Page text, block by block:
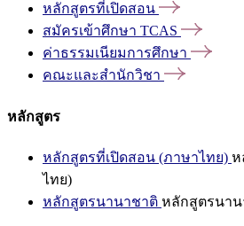
หลักสูตรที่เปิดสอน
สมัครเข้าศึกษา TCAS
ค่าธรรมเนียมการศึกษา
คณะและสำนักวิชา
หลักสูตร
หลักสูตรที่เปิดสอน (ภาษาไทย) ห
ไทย)
หลักสูตรนานาชาติ หลักสูตรนา